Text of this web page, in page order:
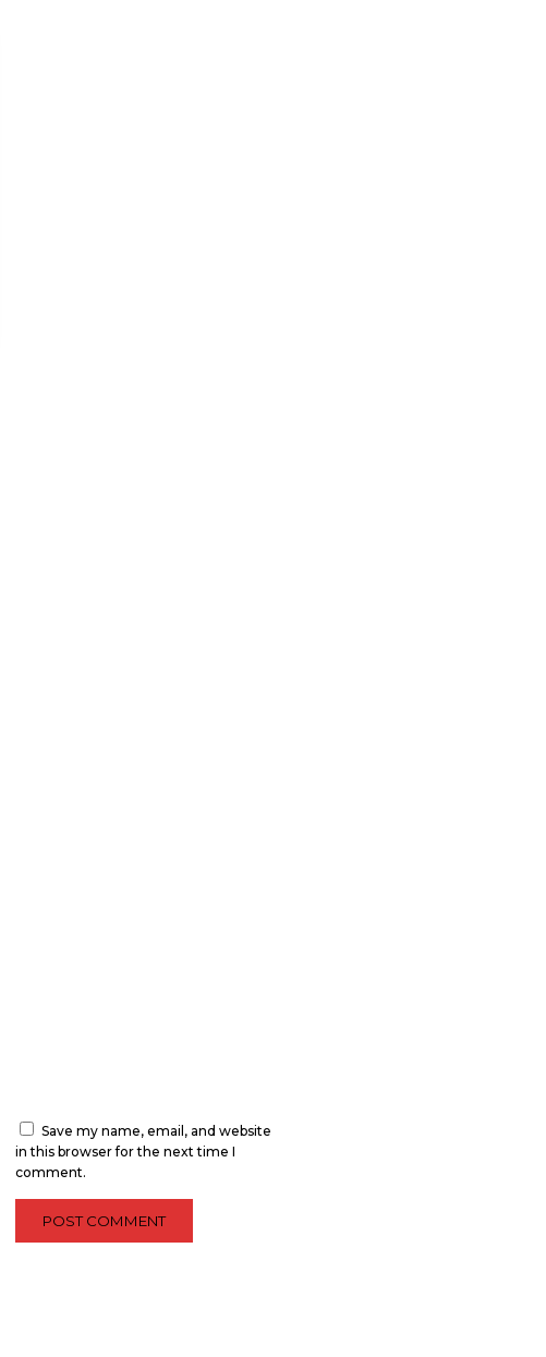
Save my name, email, and website
in this browser for the next time I
comment.